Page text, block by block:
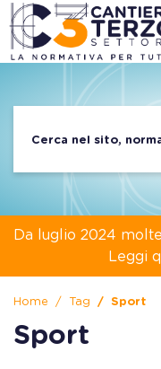
Da luglio 2024
Leggi
Home Tag Sport
Sport